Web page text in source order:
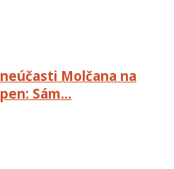
Molčana na
Sám…